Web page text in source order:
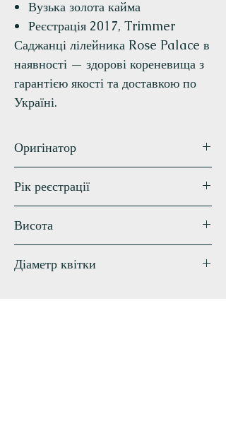
Вузька золота кайма
Реєстрація 2017, Trimmer
Саджанці лілейника Rose Palace в
наявності — здорові кореневища з
гарантією якості та доставкою по
Україні.
Оригінатор
Рік реєстрації
Висота
Діаметр квітки